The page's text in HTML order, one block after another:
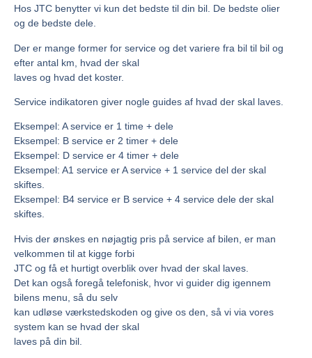
Hos JTC benytter vi kun det bedste til din bil. De bedste olier
og de bedste dele.
Der er mange former for service og det variere fra bil til bil og
efter antal km, hvad der skal
laves og hvad det koster.
Service indikatoren giver nogle guides af hvad der skal laves.
Eksempel: A service er 1 time + dele
Eksempel: B service er 2 timer + dele
Eksempel: D service er 4 timer + dele
Eksempel: A1 service er A service + 1 service del der skal
skiftes.
Eksempel: B4 service er B service + 4 service dele der skal
skiftes.
Hvis der ønskes en nøjagtig pris på service af bilen, er man
velkommen til at kigge forbi
JTC og få et hurtigt overblik over hvad der skal laves.
Det kan også foregå telefonisk, hvor vi guider dig igennem
bilens menu, så du selv
kan udløse værkstedskoden og give os den, så vi via vores
system kan se hvad der skal
laves på din bil.